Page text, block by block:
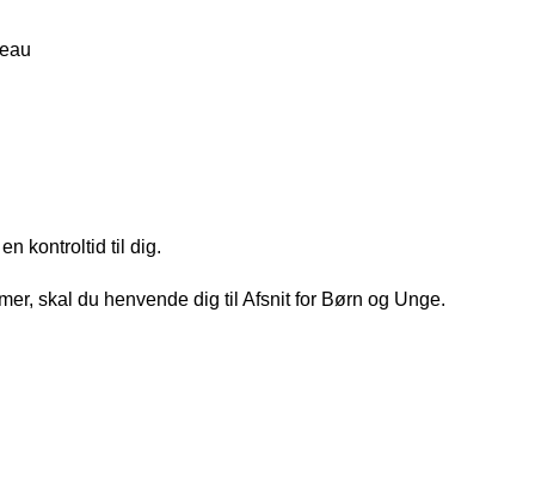
kontroltid til dig.
skal du henvende dig til Afsnit for Børn og Unge.